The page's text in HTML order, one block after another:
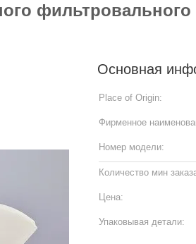
Основная
Place of Origin:
Фирменное
Номер модели:
Количество мин
Цена:
Упаковывая детали: